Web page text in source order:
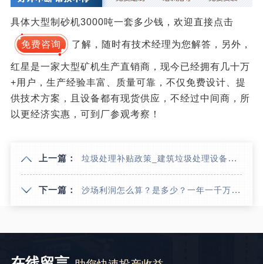
具体大型制砂机3000吨一套多少钱，欢迎直接点击
免费咨询 了解，随时有技术经理为您解答，另外，
红星是一家大型矿机生产直销商，现今已经拥有几十万
+用户，生产经验丰富、质量可靠，不仅免费设计、提
供技术方案，且设备都有现货供应，不经过中间商，所
以更经济实惠，可到厂参观考察！
上一篇： 垃圾处理补贴政策_建筑垃圾处理设备大概多少钱？
下一篇： 沙场利润怎么算？是多少？一年一千万？